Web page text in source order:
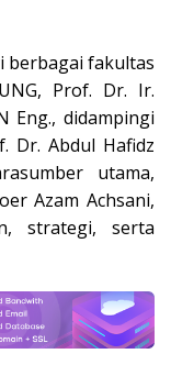
berbagai fakultas
Prof. Dr. Ir.
Eng., didampingi
Dr. Abdul Hafidz
utama,
Azam Achsani,
strategi, serta